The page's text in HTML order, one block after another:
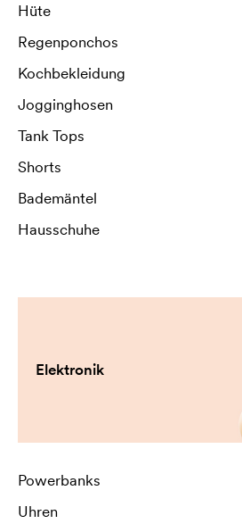
Hüte
Regenponchos
Kochbekleidung
Jogginghosen
Tank Tops
Shorts
Bademäntel
Hausschuhe
Elektronik
Powerbanks
Uhren